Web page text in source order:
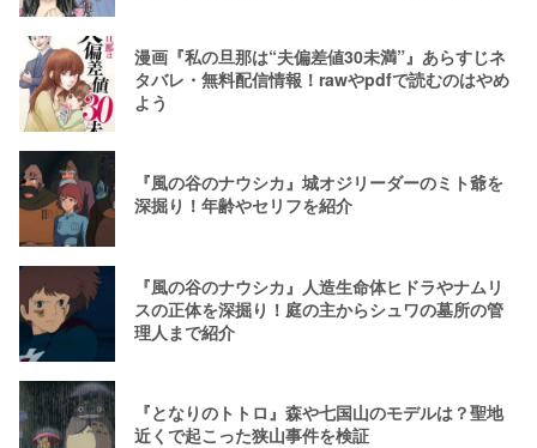
漫画『私の旦那は“夫偏差値30未満”』あらすじネ
タバレ・無料配信情報！rawやpdfで読むのはやめ
よう
『風の谷のナウシカ』城オジリーダーのミト爺を
深掘り！年齢やセリフを紹介
『風の谷のナウシカ』人造生命体ヒドラやナムリ
スの正体を深掘り！庭の主からシュワの墓所の管
理人まで紹介
『となりのトトロ』森や七国山のモデルは？聖地
近くで起こった狭山事件を検証